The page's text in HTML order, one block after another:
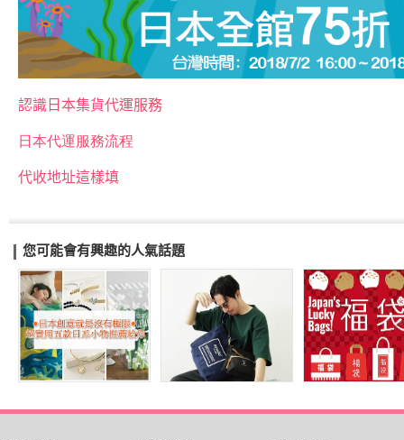
認識日本集貨代運服務
日本代運服務流程
代收地址這樣填
您可能會有興趣的人氣話題